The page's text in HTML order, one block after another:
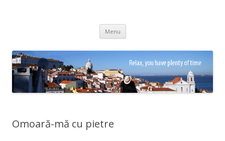
Menu Skip
content
Omoară-mă cu pietre